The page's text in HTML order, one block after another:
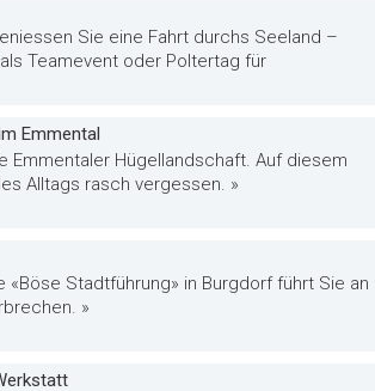
Sie eine Fahrt durchs Seeland –
Teamevent oder Poltertag für
Emmental
Emmentaler Hügellandschaft. Auf diesem
Alltags rasch vergessen. »
Stadtführung» in Burgdorf führt Sie an
»